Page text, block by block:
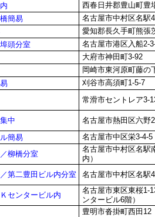
西春日井郡豊山町豊
簡易
名古屋市中村区名駅
愛知郡長久手町熊張
頭分室
名古屋市港区入船2-
大府市神田町3-92
岡崎市東河原町藤の
刈谷市高須町1-5-7
常滑市セントレア3-
中
名古屋市熱田区六野
簡易
名古屋市中区栄3-4-5
柳橋分室
名古屋市中村区名駅
内）
第二豊田ビル内分室 名古屋市中村区名駅
センタービル内
名古屋市東区東桜1-
ンタービル6階）
豊明市沓掛町西田12